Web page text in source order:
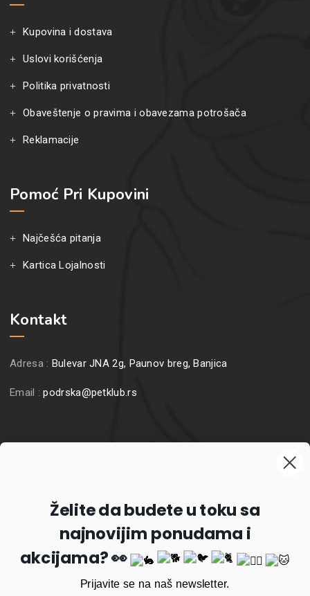
Kupovina i dostava
Uslovi korišćenja
Politika privatnosti
Obaveštenje o pravima i obavezama potrošača
Reklamacije
Pomoć Pri Kupovini
Najčešća pitanja
Kartica Lojalnosti
Kontakt
Adresa : Bulevar JNA 2g, Paunov breg, Banjica
Email :podrska@petklub.rs
Prijavi se
Želite da budete u toku sa
najnovijim ponudama i
akcijama? 👀
Prijavite se na naš newsletter.